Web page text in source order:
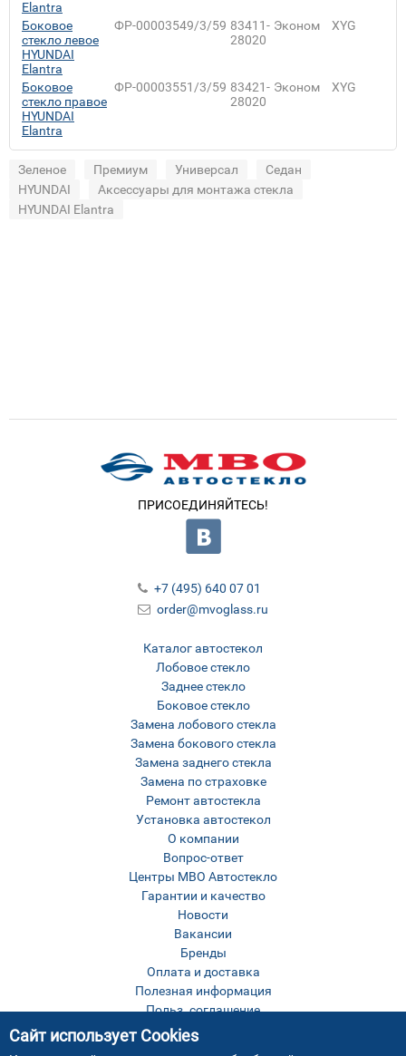
Elantra
Боковое
стекло левое
HYUNDAI
Elantra
ФР-00003549/3/59 83411-
28020
Эконом XYG
Боковое
стекло правое
HYUNDAI
Elantra
ФР-00003551/3/59 83421-
28020
Эконом XYG
Зеленое Премиум Универсал
Седан
HYUNDAI
Аксессуары для монтажа стекла
HYUNDAI Elantra
ПРИСОЕДИНЯЙТЕСЬ!
Каталог автостекол
Лобовое стекло
Заднее стекло
Боковое стекло
Замена лобового стекла
Замена бокового стекла
Замена заднего стекла
Замена по страховке
Ремонт автостекла
Установка автостекол
О компании
Вопрос-ответ
Центры МВО Автостекло
Гарантии и качество
Новости
Вакансии
Бренды
Оплата и доставка
Полезная информация
Польз. соглашение
Оставить отзыв
+7 (495) 640 07 01
order@mvoglass.ru
Сайт использует Cookies